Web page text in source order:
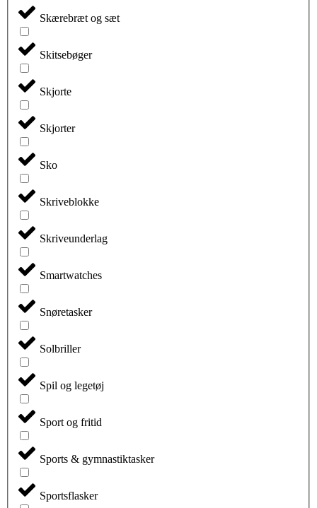
Skærebræt og sæt
Skitsebøger
Skjorte
Skjorter
Sko
Skriveblokke
Skriveunderlag
Smartwatches
Snøretasker
Solbriller
Spil og legetøj
Sport og fritid
Sports & gymnastiktasker
Sportsflasker